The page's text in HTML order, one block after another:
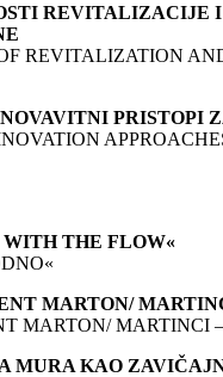
REVITALIZACIJE
REVITALIZATION
PRISTOPI
WITH THE FLOW«
MARTON/
MARTON/
MURA KAO